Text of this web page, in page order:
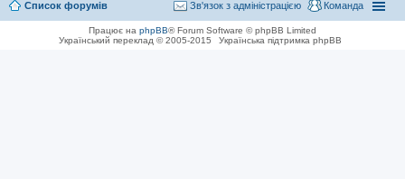
Список форумів Команда
Зв'язок з адміністрацією
Працює на phpBB® Forum Software © phpBB Limited
Український переклад © 2005-2015
Українська підтримка phpBB